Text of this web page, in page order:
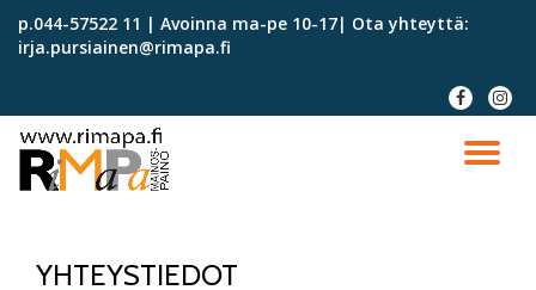
Skip
p.044-57522 11 | Avoinna ma-pe 10-17| Ota yhteyttä:
irja.pursiainen@rimapa.fi
fa-
facebook
fa-
YHTEYSTIEDOT